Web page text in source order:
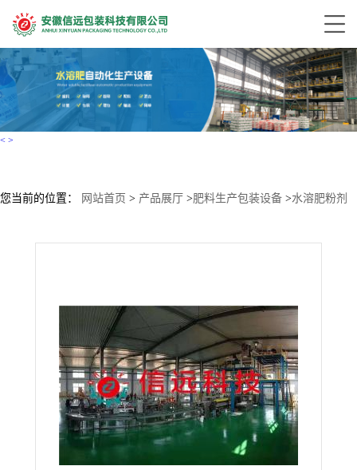
< >
您当前的位置： 网站首页 > 产品展厅 >肥料生产包装设备 >水溶肥粉剂